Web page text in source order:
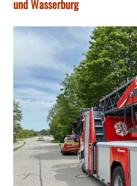
und Wasserburg